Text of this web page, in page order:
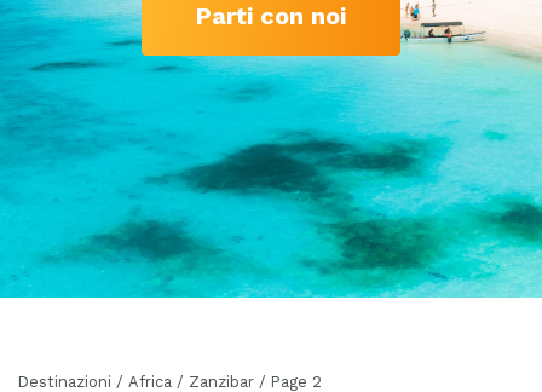
Parti con noi
Destinazioni / Africa / Zanzibar / Page 2